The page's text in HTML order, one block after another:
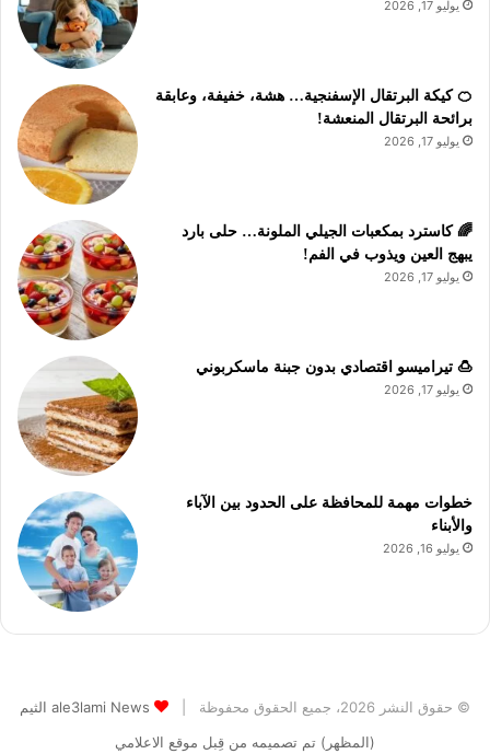
يوليو 17, 2026
🍊 كيكة البرتقال الإسفنجية… هشة، خفيفة، وعابقة
برائحة البرتقال المنعشة!
يوليو 17, 2026
🌈 كاسترد بمكعبات الجيلي الملونة… حلى بارد
يبهج العين ويذوب في الفم!
يوليو 17, 2026
🍮 تيراميسو اقتصادي بدون جبنة ماسكربوني
يوليو 17, 2026
خطوات مهمة للمحافظة على الحدود بين الآباء
والأبناء
يوليو 16, 2026
© حقوق النشر 2026، جميع الحقوق محفوظة |
ale3lami News الثيم
(المظهر) تم تصميمه من قِبل موقع الاعلامي